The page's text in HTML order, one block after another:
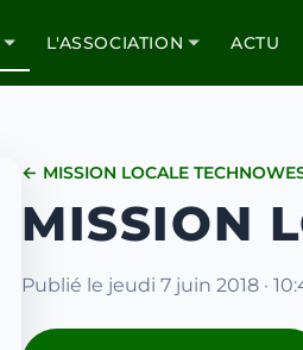
L'ASSOCIATION ACTU
← MISSION LOCALE
MISSION
Publié le jeudi 7 juin 2018 ·